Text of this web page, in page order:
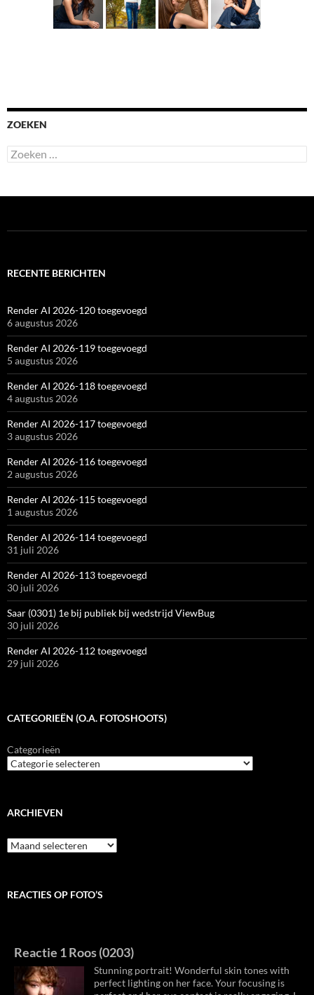
ZOEKEN
Zoeken
naar:
RECENTE BERICHTEN
Render AI 2026-120 toegevoegd
6 augustus 2026
Render AI 2026-119 toegevoegd
5 augustus 2026
Render AI 2026-118 toegevoegd
4 augustus 2026
Render AI 2026-117 toegevoegd
3 augustus 2026
Render AI 2026-116 toegevoegd
2 augustus 2026
Render AI 2026-115 toegevoegd
1 augustus 2026
Render AI 2026-114 toegevoegd
31 juli 2026
Render AI 2026-113 toegevoegd
30 juli 2026
Saar (0301) 1e bij publiek bij wedstrijd ViewBug
30 juli 2026
Render AI 2026-112 toegevoegd
29 juli 2026
CATEGORIEËN (O.A. FOTOSHOOTS)
Categorieën
ARCHIEVEN
Archieven
REACTIES OP FOTO’S
Reactie 1 Roos (0203)
Stunning portrait! Wonderful skin tones with
perfect lighting on her face. Your focusing is